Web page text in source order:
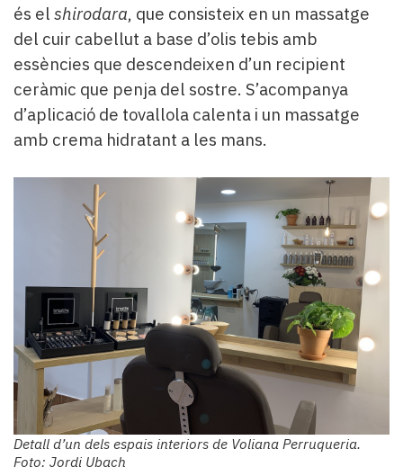
és el shirodara, que consisteix en un massatge
del cuir cabellut a base d’olis tebis amb
essències que descendeixen d’un recipient
ceràmic que penja del sostre. S’acompanya
d’aplicació de tovallola calenta i un massatge
amb crema hidratant a les mans.
Detall d’un dels espais interiors de Voliana Perruqueria.
Foto: Jordi Ubach